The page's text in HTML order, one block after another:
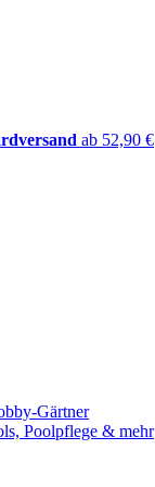
ab 52,90 €
Gärtner
Poolpflege & mehr